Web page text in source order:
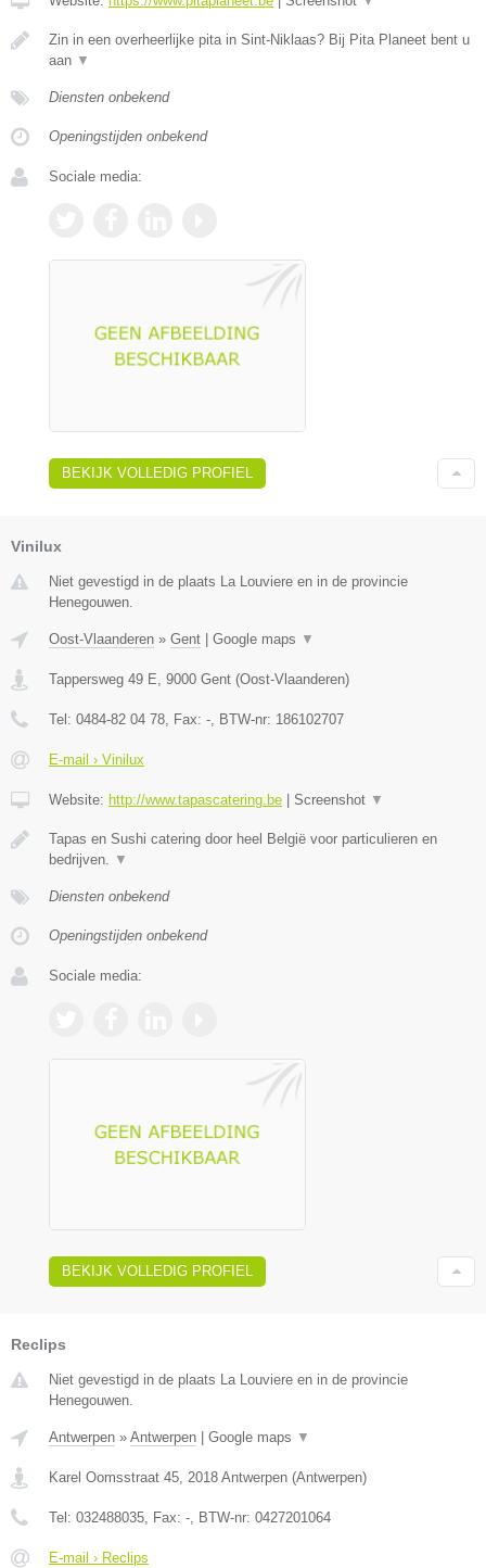
Zin in een overheerlijke pita in Sint-Niklaas? Bij Pita Planeet bent u
aan ▼
Diensten onbekend
Openingstijden onbekend
Sociale media:
BEKIJK VOLLEDIG PROFIEL
Vinilux
Niet gevestigd in de plaats La Louviere en in de provincie
Henegouwen.
Oost-Vlaanderen » Gent | Google maps ▼
Tappersweg 49 E 9000 Gent (Oost-Vlaanderen)
Tel: 0484-82 04 78 , Fax: - , BTW-nr: 186102707
E-mail › Vinilux
Website: http://www.tapascatering.be | Screenshot ▼
Tapas en Sushi catering door heel België voor particulieren en
bedrijven.
▼
Diensten onbekend
Openingstijden onbekend
Sociale media:
BEKIJK VOLLEDIG PROFIEL
Reclips
Niet gevestigd in de plaats La Louviere en in de provincie
Henegouwen.
Antwerpen » Antwerpen Google maps ▼
Karel Oomsstraat 45, 2018 Antwerpen (Antwerpen)
Tel: 032488035, Fax: -, BTW-nr: 0427201064
E-mail › Reclips